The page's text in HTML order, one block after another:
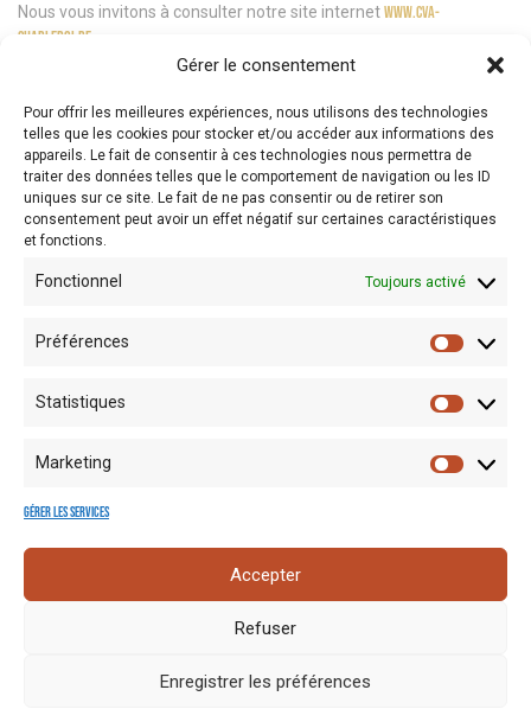
Gérer le consentement
Pour offrir les meilleures expériences, nous utilisons des technologies
telles que les cookies pour stocker et/ou accéder aux informations des
appareils. Le fait de consentir à ces technologies nous permettra de
traiter des données telles que le comportement de navigation ou les ID
uniques sur ce site. Le fait de ne pas consentir ou de retirer son
consentement peut avoir un effet négatif sur certaines caractéristiques
et fonctions.
Fonctionnel Toujours activé
Préférences
Statistiques
Marketing
Gérer les services
Accepter
Refuser
Enregistrer les préférences
Nous vous invitons à consulter notre site internetwww.cva-
charleroi.be
Details
août 5, 2026 10:23 pm - 10:23 pm
10:23 pm